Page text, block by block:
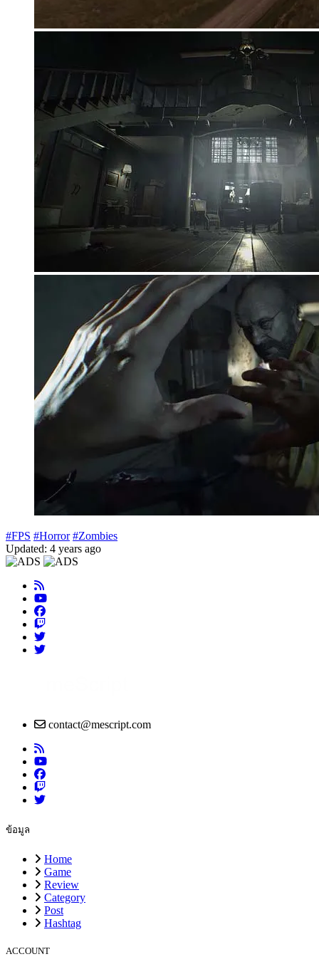
#FPS #Horror #Zombies
Updated: 4 years ago
contact@mescript.com
ข้อมูล
Home
Game
Review
Category
Post
Hashtag
ACCOUNT